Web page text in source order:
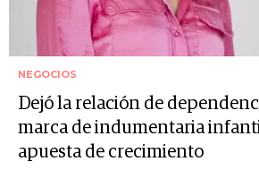
NEGOCIOS
Dejó la relación de
marca de indumentaria
apuesta de crecimiento